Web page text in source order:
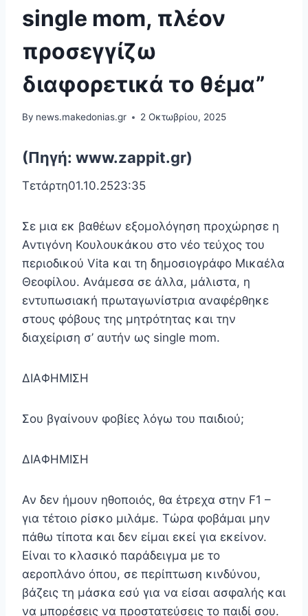
single mom, πλέον
προσεγγίζω
διαφορετικά το θέμα”
By news.makedonias.gr 2 Οκτωβρίου, 2025
(Πηγή: www.zappit.gr)
Τετάρτη01.10.2523:35
Σε μια εκ βαθέων εξομολόγηση προχώρησε η
Αντιγόνη Κουλουκάκου στο νέο τεύχος του
περιοδικού Vita και τη δημοσιογράφο Μικαέλα
Θεοφίλου. Ανάμεσα σε άλλα, μάλιστα, η
εντυπωσιακή πρωταγωνίστρια αναφέρθηκε
στους φόβους της μητρότητας και την
διαχείριση σ’ αυτήν ως single mom.
ΔΙΑΦΗΜΙΣΗ
Σου βγαίνουν φοβίες λόγω του παιδιού;
ΔΙΑΦΗΜΙΣΗ
Αν δεν ήμουν ηθοποιός, θα έτρεχα στην F1 –
για τέτοιο ρίσκο μιλάμε. Τώρα φοβάμαι μην
πάθω τίποτα και δεν είμαι εκεί για εκείνον.
Είναι το κλασικό παράδειγμα με το
αεροπλάνο όπου, σε περίπτωση κινδύνου,
βάζεις τη μάσκα εσύ για να είσαι ασφαλής και
να μπορέσεις να προστατεύσεις το παιδί σου.